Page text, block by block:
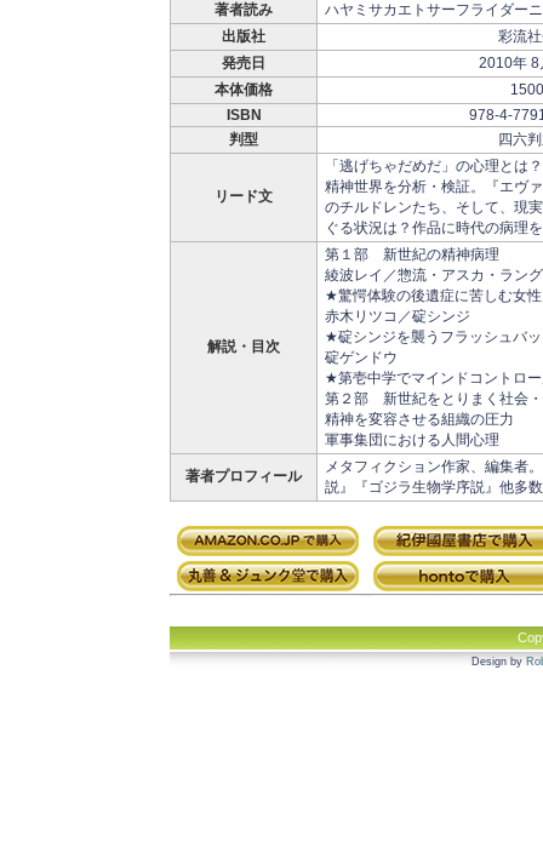
著者読み
ハヤミサカエトサーフライダー
出版社
彩流
発売日
2010年 8
本体価格
ISBN
978-4-
判型
四六
リード文
「逃げちゃだめだ」の心理とは
精神世界を分析・検証。『エヴ
のチルドレンたち、そして、現
ぐる状況は？作品に時代の病理
解説・目次
第１部 新世紀の精神病理
綾波レイ／惣流・アスカ・ラン
★驚愕体験の後遺症に苦しむ女性
赤木リツコ／碇シンジ
★碇シンジを襲うフラッシュバ
碇ゲンドウ
★第壱中学でマインドコントロ
第２部 新世紀をとりまく社会
精神を変容させる組織の圧力
軍事集団における人間心理
著者プロフィール
メタフィクション作家、編集者
説』『ゴジラ生物学序説』他多
Design by